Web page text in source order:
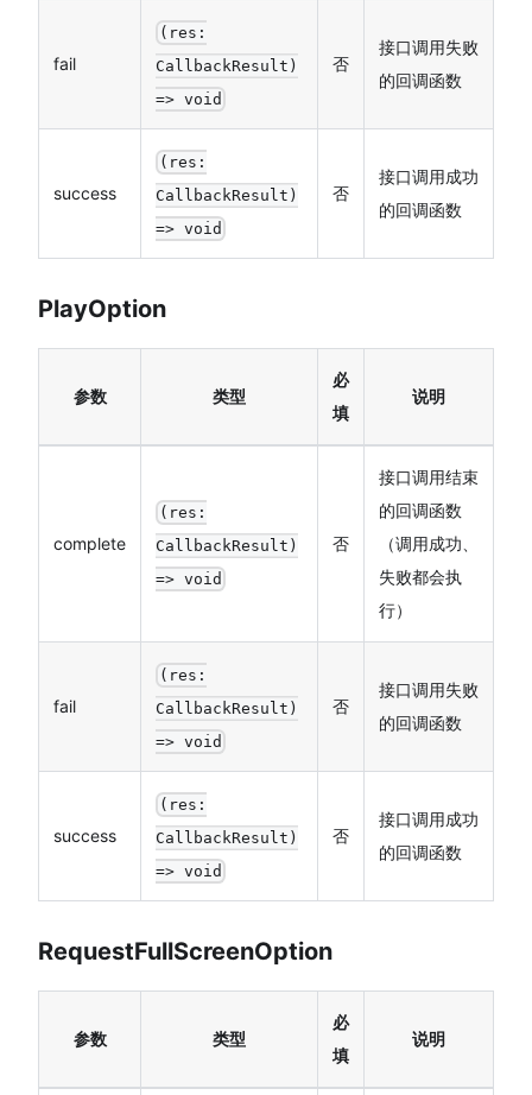
fail
(res:
CallbackResult)
=> void
否
接口调用失败
的回调函数
success
(res:
CallbackResult)
=> void
否
接口调用成功
的回调函数
PlayOption
参数 类型
必
填
说明
complete
(res:
CallbackResult)
=> void
否
接口调用结束
的回调函数
（调用成功、
失败都会执
行）
fail
(res:
CallbackResult)
=> void
否
接口调用失败
的回调函数
success
(res:
CallbackResult)
=> void
否
接口调用成功
的回调函数
RequestFullScreenOption
参数 类型
必
填
说明